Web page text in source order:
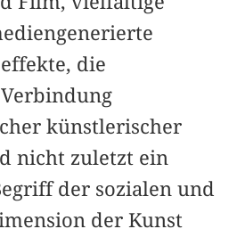
die
künstlerischer
nicht zuletzt ein
der sozialen und
der Kunst